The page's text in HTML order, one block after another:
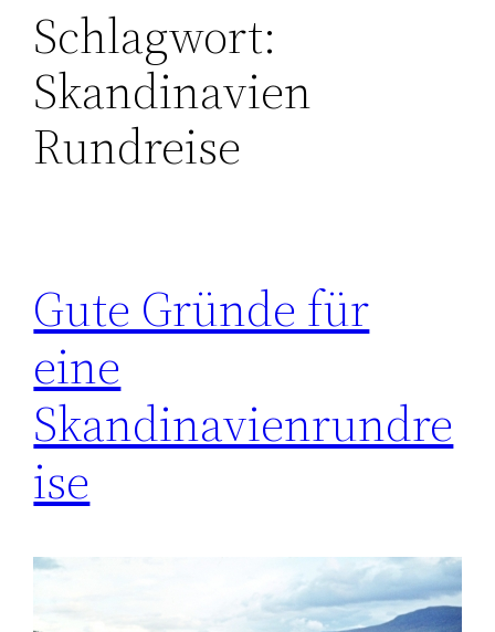
Schlagwort:
Skandinavien
Rundreise
Gute Gründe für
eine
Skandinavienrundre
ise